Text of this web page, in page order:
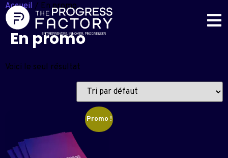
Accueil / En promo
En promo
Voici le seul résultat
Promo !